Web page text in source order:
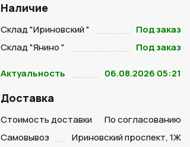
Наличие
Склад "Ириновский "
Под заказ
Склад "Янино "
Под заказ
Актуальность 06.08.2026 05:21
Доставка
Стоимость доставки
По согласованию
Самовывоз
Ириновский проспект, 1Ж